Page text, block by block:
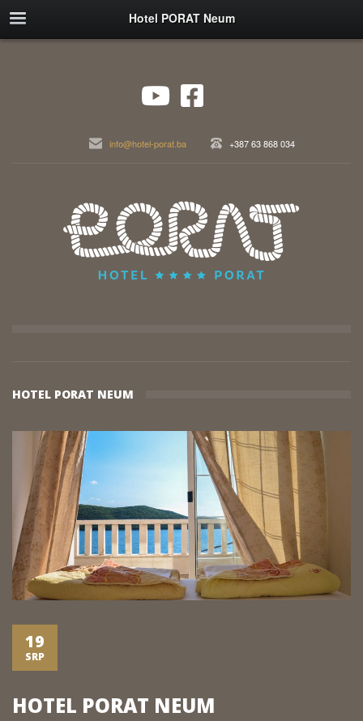
Hotel PORAT Neum
info@hotel-porat.ba +387 63 868 034
HOTEL PORAT NEUM
19
SRP
HOTEL PORAT NEUM